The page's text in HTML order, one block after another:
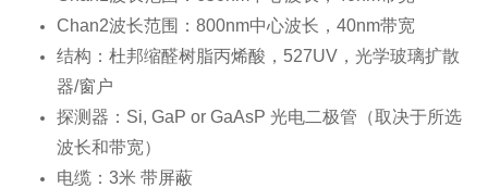
Chan2波长范围：800nm中心波长，40nm带宽
结构：杜邦缩醛树脂丙烯酸，527UV，光学玻璃扩散
器/窗户
探测器：Si, GaP or GaAsP 光电二极管（取决于所选
波长和带宽）
电缆：3米 带屏蔽